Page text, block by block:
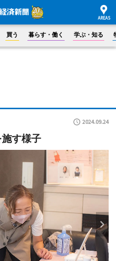
買う 暮らす・働く 学ぶ・知る
2024.09.24
す様子